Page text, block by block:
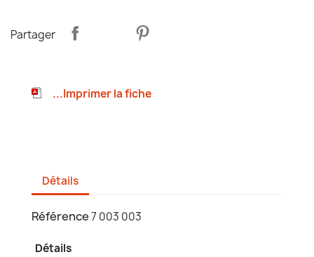
Partager
...Imprimer la fiche
Détails
Référence7 003 003
Détails